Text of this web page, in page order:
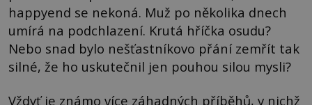
happyend se nekoná. Muž po několika dnech
umírá na podchlazení. Krutá hříčka osudu?
Nebo snad bylo nešťastníkovo přání zemřít tak
silné, že ho uskutečnil jen pouhou silou mysli?
Vždyť je známo více záhadných příběhů, v nichž